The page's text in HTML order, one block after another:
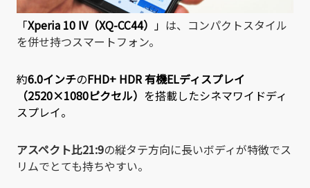
「Xperia 10 IV（XQ-CC44） 」 は、コンパクトスタイル
を併せ持つスマートフォン。
約6.0インチのFHD+ HDR 有機ELディスプレイ
（2520×1080ピクセル） を搭載したシネマワイドディ
スプレイ。
アスペクト比21:9の縦タテ方向に長いボディが特徴でス
リムでとても持ちやすい。